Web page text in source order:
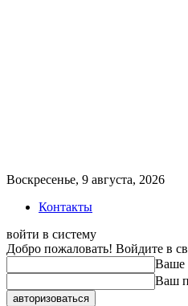
Воскресенье, 9 августа, 2026
Контакты
войти в систему
Добро пожаловать! Войдите в
Ваше
Ваш